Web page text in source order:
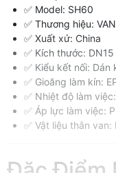
✅ Model: SH60
✅ Thương hiệu:
✅ Xuất xứ: China
✅ Kích thước:
✅ Kiểu kết nối: Dán
✅ Gioăng làm kín:
✅ Nhiệt độ làm
✅ Áp lực làm việc:
✅ Vật liệu thân